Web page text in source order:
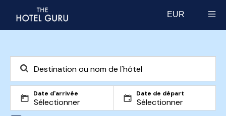
EUR
Date d'arrivée Date de départ